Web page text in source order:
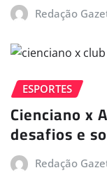
Redação
ESPORTES
Cienciano x
desafios e
Redação